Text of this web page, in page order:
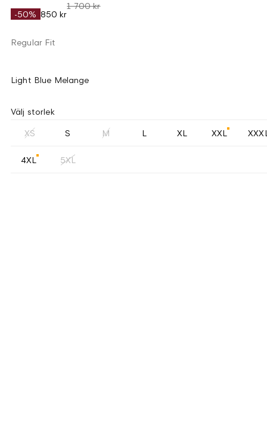
-50% 850 kr
1 700 kr
Regular Fit
Light Blue Melange
Välj storlek
XS S M L XL XXL
4XL 5XL